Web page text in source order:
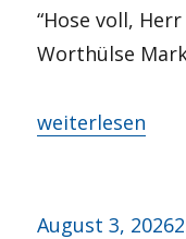
“Hose voll,
Worthülse
„LIVE:
weiterlesen
Veröffentlicht
August 3, 2026